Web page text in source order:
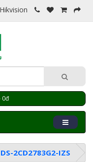
0đ
2CD2783G2-IZS